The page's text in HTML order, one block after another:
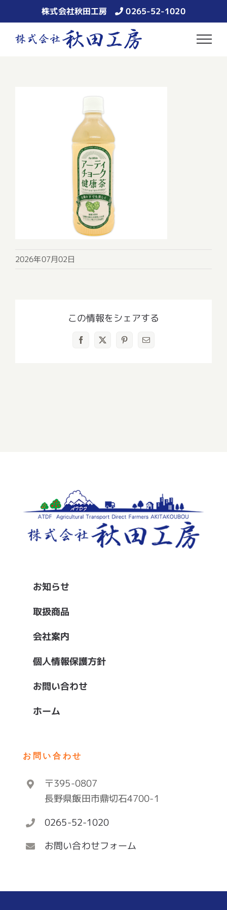
to
content
株式会社秋田工房 0265-52-1020
2026年07月02日
この情報をシェアする
Facebook
X Pinterest
電
お知らせ
取扱商品
会社案内
個人情報保護方針
お問い合わせ
ホーム
お問い合わせ
〒395-0807
長野県飯田市鼎切石4700-1
0265-52-1020
お問い合わせフォーム